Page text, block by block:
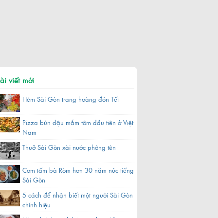
viết mới
Hẻm Sài Gòn trang hoàng đón Tết
Pizza bún đậu mắm tôm đầu tiên ở Việt
Nam
Thuở Sài Gòn xài nước phông tên
Cơm tấm bà Ròm hơn 30 năm nức tiếng
Sài Gòn
5 cách để nhận biết một người Sài Gòn
chính hiệu